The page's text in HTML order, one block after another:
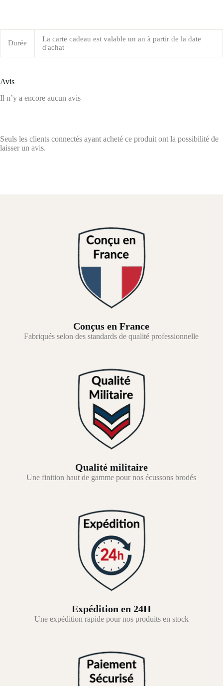
Durée
La carte cadeau est valable un an à partir de la date
d'achat
Avis
Il n’y a encore aucun avis
Seuls les clients connectés ayant acheté ce produit ont la possibilité de
laisser un avis.
Conçus en France
Fabriqués selon des standards de qualité professionnelle
Qualité militaire
Une finition haut de gamme pour nos écussons brodés
Expédition en 24H
Une expédition rapide pour nos produits en stock